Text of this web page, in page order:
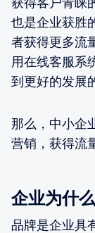
也是企业获胜
者获得更多流
用在线客服系
到更好的发展
那么，中小企
营销，获得流
企业为什
品牌是企业具